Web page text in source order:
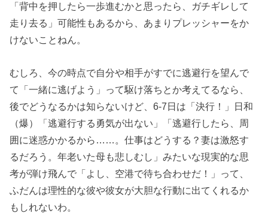
「背中を押したら一歩進むかと思ったら、ガチギレして
走り去る」可能性もあるから、あまりプレッシャーをか
けないことねん。
むしろ、今の時点で自分や相手がすでに逃避行を望んで
て「一緒に逃げよう」って駆け落ちとか考えてるなら、
後でどうなるかは知らないけど、6-7日は「決行！」日和
（爆）「逃避行する勇気が出ない」「逃避行したら、周
囲に迷惑かかるから……。仕事はどうする？妻は激怒す
るだろう。年老いた母も悲しむし」みたいな現実的な思
考が弾け飛んで「よし、空港で待ち合わせだ！」って、
ふだんは理性的な彼や彼女が大胆な行動に出てくれるか
もしれないわ。